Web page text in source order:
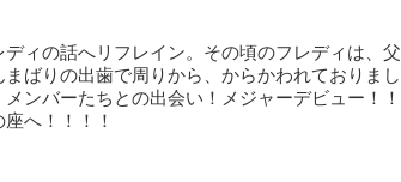
ィの話へリフレイン。その頃のフレディは、父
ばりの出歯で周りから、からかわれておりまし
ンバーたちとの出会い！メジャーデビュー！！
へ！！！！